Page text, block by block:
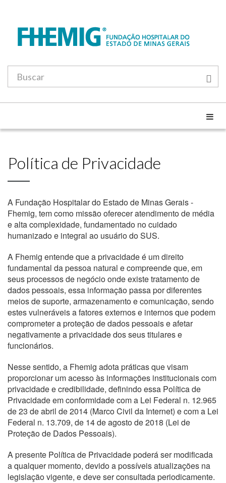
Política de Privacidade
A Fundação Hospitalar do Estado de Minas Gerais -
Fhemig, tem como missão oferecer atendimento de média
e alta complexidade, fundamentado no cuidado
humanizado e integral ao usuário do SUS.
A Fhemig entende que a privacidade é um direito
fundamental da pessoa natural e compreende que, em
seus processos de negócio onde existe tratamento de
dados pessoais, essa informação passa por diferentes
meios de suporte, armazenamento e comunicação, sendo
estes vulneráveis a fatores externos e internos que podem
comprometer a proteção de dados pessoais e afetar
negativamente a privacidade dos seus titulares e
funcionários.
Nesse sentido, a Fhemig adota práticas que visam
proporcionar um acesso às informações institucionais com
privacidade e credibilidade, definindo essa Política de
Privacidade em conformidade com a Lei Federal n. 12.965
de 23 de abril de 2014 (Marco Civil da Internet) e com a Lei
Federal n. 13.709, de 14 de agosto de 2018 (Lei de
Proteção de Dados Pessoais).
A presente Política de Privacidade poderá ser modificada
a qualquer momento, devido a possíveis atualizações na
legislação vigente, e deve ser consultada periodicamente.